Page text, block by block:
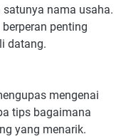
nama usaha.
penting
datang.
mengenai
tips bagaimana
yang menarik.